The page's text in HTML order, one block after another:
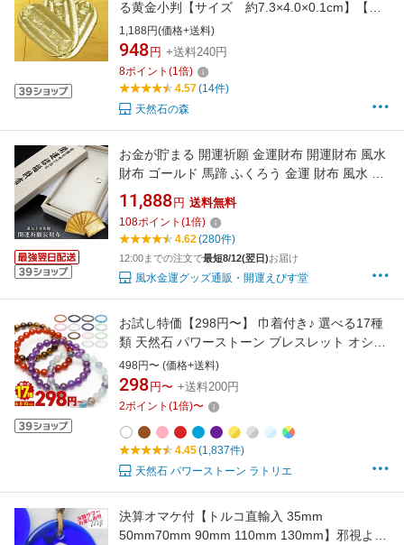
る黄金小判【サイズ 約7.3×4.0×0.1cm】【重
さ 約21g】【24KGP】【日本製】【縁起物】
【金運招来】【開運】【風水】【感謝セール】
【スーパーSALE×スーパーセール×お買い物マ
ラソン×ポイントアップ】
1,188円(価格+送料)
948 円 +送料240円
8ポイント (1 倍)
4.57(14件)
天然石の森
お金が貯まる 開運祈願 金運財布 開運財布 風水
財布 ゴールド 馬蹄 ふくろう 金運 財布 風水 財
布 開運 メンズ レディース 女性 長財布 本革 革
レザー ラウンド 運気の上がる財布 開運グッズ
金運長財布 お財布 メンズ財布長 金運アップ 内
11,888 円 送料無料
108ポイント (1 倍)
4.62 (280件)
12:00までの注文で最短8/12(翌日)お届け
風水金運グッズ通販・開運えびす堂
お試し特価【298円〜】 巾着付き♪ 選べる17種
類 天然石 パワーストーン ブレスレット オシャ
レ (6mm 8mm 10mm) 3サイズ メンズ レディー
ス アクセサリー 金属アレルギー 水晶 アベンチ
ュリン アマゾナイト ビーズ 数珠 プレゼント お
498円〜 (価格+送料)
298 円〜 +送料200円
2ポイント (1 倍)〜
4.45(1,837件)
天然石 パワーストーン ラトリエ
決算オマケ付【トルコ直輸入 35mm
50mm70mm 90mm 110mm 130mm】邪視よけ